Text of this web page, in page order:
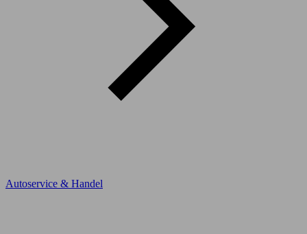
Autoservice & Handel